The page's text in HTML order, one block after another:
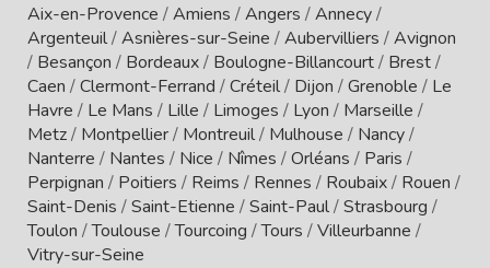
Aix-en-Provence /Amiens /Angers /Annecy/
Argenteuil/Asnières-sur-Seine /Aubervilliers /Avignon
/ Besançon / Bordeaux/ Boulogne-Billancourt/ Brest/
Caen /Clermont-Ferrand /Créteil/ Dijon /Grenoble / Le
Havre / Le Mans / Lille / Limoges / Lyon / Marseille /
Metz/ Montpellier/ Montreuil/ Mulhouse / Nancy/
Nanterre / Nantes / Nice / Nîmes /Orléans / Paris /
Perpignan / Poitiers / Reims / Rennes / Roubaix/ Rouen /
Saint-Denis /Saint-Etienne /Saint-Paul/Strasbourg /
Toulon /Toulouse /Tourcoing /Tours /Villeurbanne /
Vitry-sur-Seine